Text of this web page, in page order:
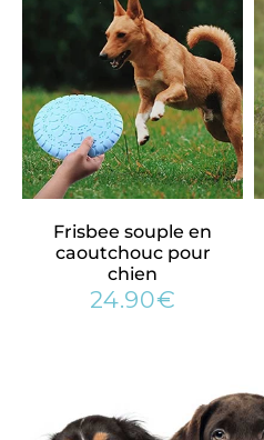
Frisbee souple en
caoutchouc pour
chien
Prix
24.90€